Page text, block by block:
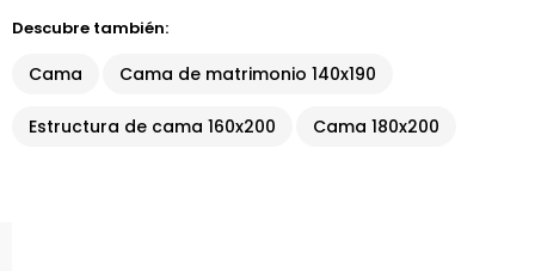
Descubre también:
Cama Cama de matrimonio 140x190
Estructura de cama 160x200 Cama 180x200